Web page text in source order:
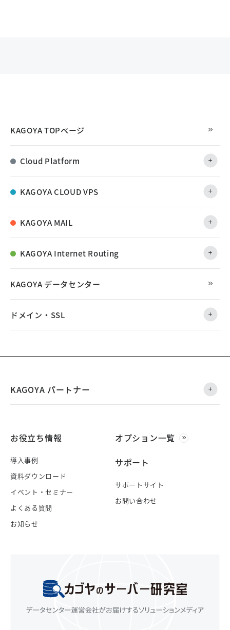
KAGOYA TOPページ
Cloud Platform
KAGOYA CLOUD VPS
KAGOYA MAIL
KAGOYA Internet Routing
KAGOYA データセンター
ドメイン・SSL
KAGOYA パートナー
お役立ち情報
導入事例
資料ダウンロード
イベント・セミナー
よくある質問
お知らせ
オプション一覧
サポート
サポートサイト
お問い合わせ